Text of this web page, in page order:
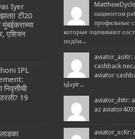
Iyer
टी20
मुंबईकराच्या
एशियन
IPL
निवृत्तीची
19
लाडका
пациентом
профильные
которые оценивают
подби...
aviator_aoKr:
cashback
aviator
işləyir...
aviator_ihKr:
az
aviator_xcKr: